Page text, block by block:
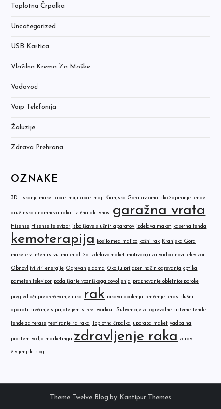
Toplotna Črpalka
Uncategorized
USB Kartica
Vlažilna Krema Za Moške
Vodovod
Voip Telefonija
Žaluzije
Zdrava Prehrana
OZNAKE
3D tiskanje maket apartmaji apartmaji Kranjska Gora avtomatsko zapiranje tende
družinska anamneza raka fizična aktivnost garažna vrata
Hisense Hisense televizor izboljšave slušnih aparatov izdelava maket kasetna tenda
kemoterapija kosilo med malico kožni rak Kranjska Gora
makete v inženirstvu materiali za izdelavo maket motivacija za vadbo novi televizor
Obnovljivi viri energije Ogrevanje doma Okolju prijazen način ogrevanja optika
pameten televizor podaljšanje vozniškega dovoljenja praznovanje obletnice poroke
pregled oči preprečevanje raka rak rakava obolenja senčenje teras slušni
aparati srečanje s prijateljem street workout Subvencije za ogrevalne sisteme tende
tende za terase testiranje na raka Toplotna črpalka uporaba maket vadba na
prostem vodja marketinga zdravljenje raka zdrav
življenjski slog
Theme Twelve Blog by Kantipur Themes